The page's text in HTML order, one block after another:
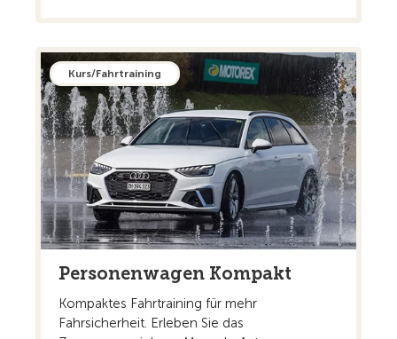
Kurs/Fahrtraining
Personenwagen Kompakt
Kompaktes Fahrtraining für mehr
Fahrsicherheit. Erleben Sie das